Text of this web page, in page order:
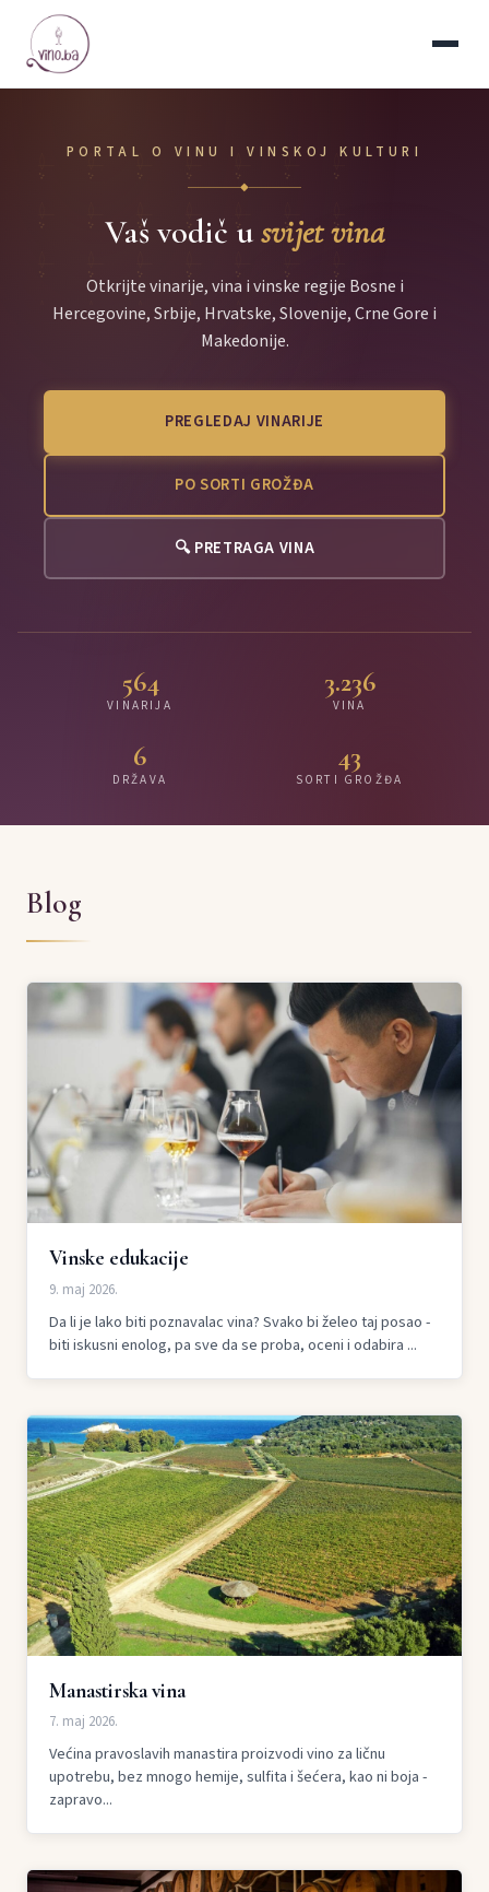
PORTAL O VINU I VINSKOJ KULTURI
◆
Vaš vodič usvijet vina
Otkrijte vinarije, vina i vinske regije Bosne i
Hercegovine, Srbije, Hrvatske, Slovenije, Crne Gore i
Makedonije.
PREGLEDAJ VINARIJE
PO SORTI GROŽĐA
🔍 PRETRAGA VINA
564
VINARIJA
3.236
VINA
6
DRŽAVA
43
SORTI GROŽĐA
Blog
Vinske edukacije
9. maj 2026.
Da li je lako biti poznavalac vina? Svako bi želeo taj posao -
biti iskusni enolog, pa sve da se proba, oceni i odabira ...
Manastirska vina
7. maj 2026.
Većina pravoslavih manastira proizvodi vino za ličnu
upotrebu, bez mnogo hemije, sulfita i šećera, kao ni boja -
zapravo...